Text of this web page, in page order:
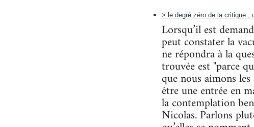
> le degré zéro de la critique ,
Lorsqu’il est
peut constater la
ne répondra à la
trouvée est "parce
que nous aimons
être une entrée en
la contemplation
Nicolas. Parlons